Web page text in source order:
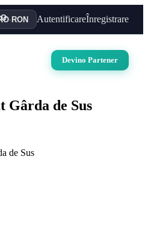
·RON AutentificareÎnregistrare
Devino Partener
Gârda de Sus
de Sus